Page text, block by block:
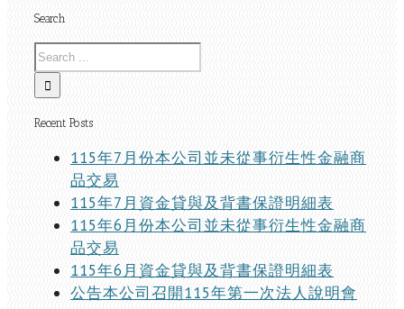
Search
Recent Posts
115年7月份本公司並未從事衍生性金融商
品交易
115年7月資金貸與及背書保證明細表
115年6月份本公司並未從事衍生性金融商
品交易
115年6月資金貸與及背書保證明細表
公告本公司召開115年第一次法人說明會